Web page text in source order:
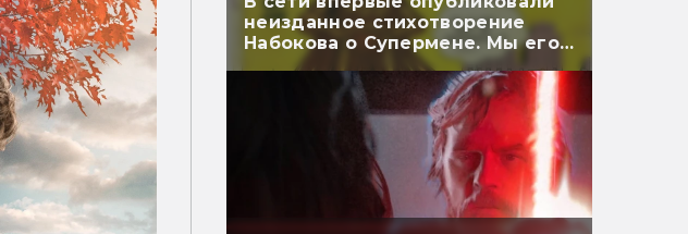
неизданное стихотворение
Набокова о Супермене. Мы его
перевели